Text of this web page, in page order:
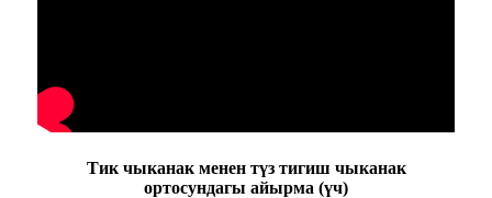
Тик чыканак менен түз тигиш чыканак
ортосундагы айырма (үч)